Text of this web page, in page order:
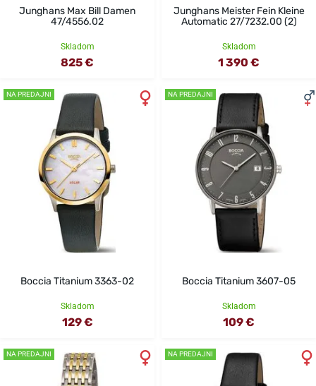
Junghans Max Bill Damen
47/4556.02
Skladom
825 €
Junghans Meister Fein Kleine
Automatic 27/7232.00 (2)
Skladom
1 390 €
NA PREDAJNI
Boccia Titanium 3363-02
Skladom
129 €
NA PREDAJNI
Boccia Titanium 3607-05
Skladom
109 €
NA PREDAJNI NA PREDAJNI